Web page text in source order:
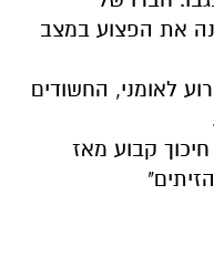
את הפצוע במצב
לאומני, החשודים
קבוע מאז